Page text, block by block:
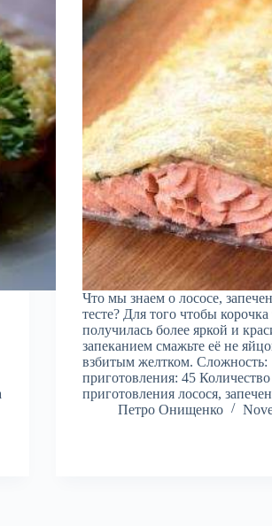
Что мы знаем о лососе,
тесте? Для того чтобы корочка
получилась более яркой и
запеканием смажьте её не
взбитым желтком.
приготовления: 45
приготовления лосося,
Петро Онищенко